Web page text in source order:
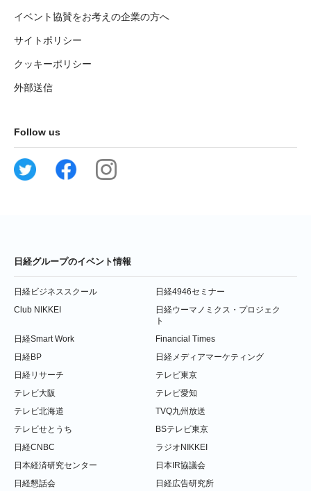
イベント協賛をお考えの企業の方へ
サイトポリシー
クッキーポリシー
外部送信
Follow us
日経グループのイベント情報
日経ビジネススクール
日経4946セミナー
Club NIKKEI
日経ウーマノミクス・プロジェク
ト
日経Smart Work
Financial Times
日経BP
日経メディアマーケティング
日経リサーチ
テレビ東京
テレビ大阪
テレビ愛知
テレビ北海道
TVQ九州放送
テレビせとうち
BSテレビ東京
日経CNBC
ラジオNIKKEI
日本経済研究センター
日本IR協議会
日経懇話会
日経広告研究所